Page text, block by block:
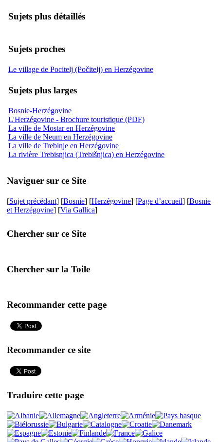
Sujets plus détaillés
Sujets proches
Le village de Pocitelj (Počitelj) en Herzégovine
Sujets plus larges
Bosnie-Herzégovine
L'Herzégovine - Brochure touristique (PDF)
La ville de Mostar en Herzégovine
La ville de Neum en Herzégovine
La ville de Trebinje en Herzégovine
La rivière Trebisnjica (Trebišnjica) en Herzégovine
Naviguer sur ce Site
[Sujet précédant] [Bosnie] [Herzégovine] [Page d’accueil] [Bosnie
et Herzégovine] [Via Gallica]
Chercher sur ce Site
Chercher sur la Toile
Recommander cette page
Recommander ce site
Traduire cette page